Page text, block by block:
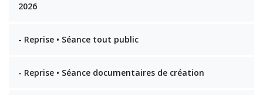
2026
- Reprise • Séance tout public
- Reprise • Séance documentaires de création